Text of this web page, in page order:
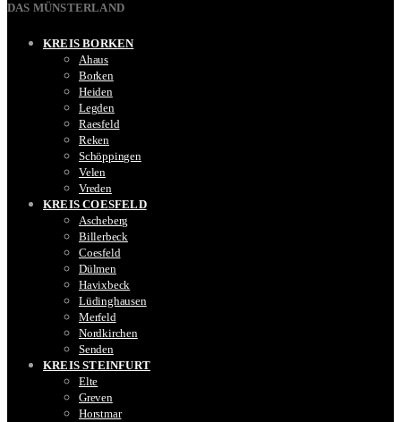
DAS MÜNSTERLAND
KREIS BORKEN
Ahaus
Borken
Heiden
Legden
Raesfeld
Reken
Schöppingen
Velen
Vreden
KREIS COESFELD
Ascheberg
Billerbeck
Coesfeld
Dülmen
Havixbeck
Lüdinghausen
Merfeld
Nordkirchen
Senden
KREIS STEINFURT
Elte
Greven
Horstmar